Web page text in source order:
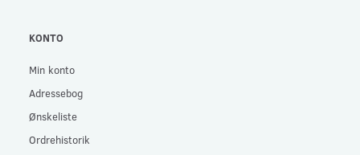
KONTO
Min konto
Adressebog
Ønskeliste
Ordrehistorik